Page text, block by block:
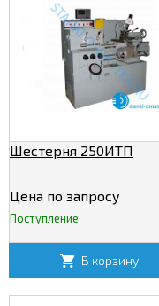
Шестерня 250ИТП
Цена по запросу
Поступление
В корзину